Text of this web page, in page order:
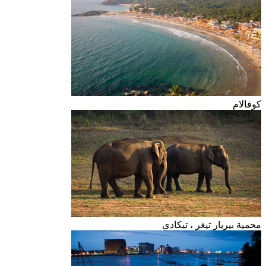
كوفالام
محمية بيريار تيغر ، تيكادي